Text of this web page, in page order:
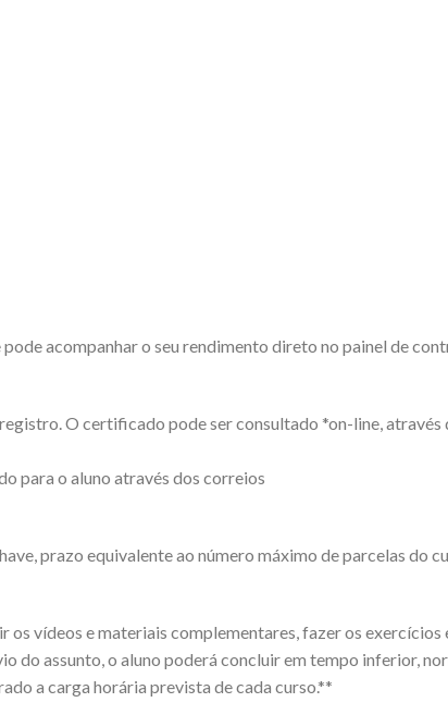
acompanhar o seu rendimento direto no painel de
O certificado pode ser consultado *on-line, através
para o aluno através dos correios
prazo equivalente ao número máximo de parcelas do
vídeos e materiais complementares, fazer os exercícios
do assunto, o aluno poderá concluir em tempo inferior,
a carga horária prevista de cada curso.**